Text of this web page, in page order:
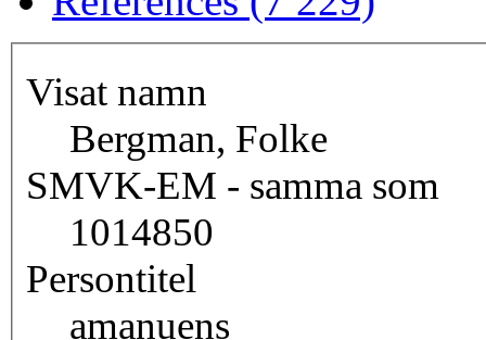
Visat namn
Bergman, Folke
SMVK-EM - samma som
1014850
Persontitel
amanuens